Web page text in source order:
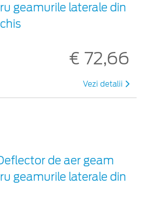
geamurile laterale din
€ 72,66
Vezi detalii
de aer geam
geamurile laterale din